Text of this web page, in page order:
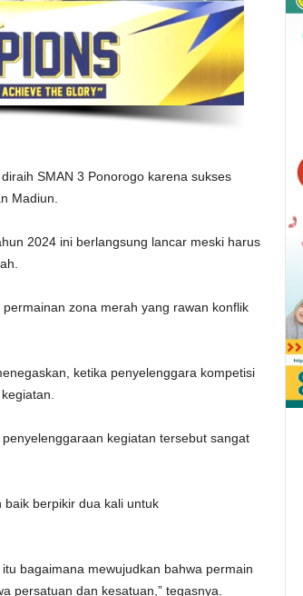
SMAN 3 Ponorogo karena sukses
Madiun.
2024 ini berlangsung lancar meski harus
zona merah yang rawan konflik
ketika penyelenggara kompetisi
kegiatan tersebut sangat
berpikir dua kali untuk
bagaimana mewujudkan bahwa permain
persatuan dan kesatuan,” tegasnya.